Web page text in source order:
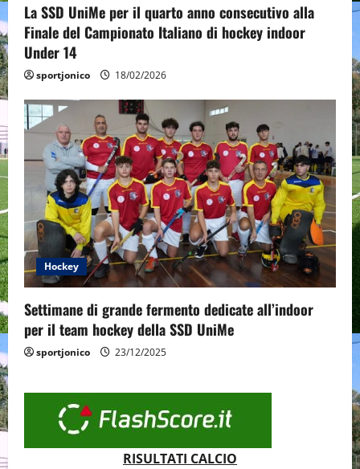
La SSD UniMe per il quarto anno consecutivo alla
Finale del Campionato Italiano di hockey indoor
Under 14
sportjonico 18/02/2026
Hockey
Settimane di grande fermento dedicate all’indoor
per il team hockey della SSD UniMe
sportjonico 23/12/2025
RISULTATI CALCIO